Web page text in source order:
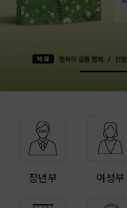
장년부 여성부